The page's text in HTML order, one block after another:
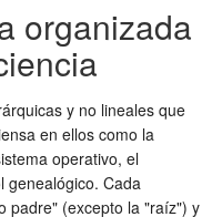
organizada
y no lineales que
en ellos como la
operativo, el
genealógico. Cada
padre" (excepto la "raíz") y